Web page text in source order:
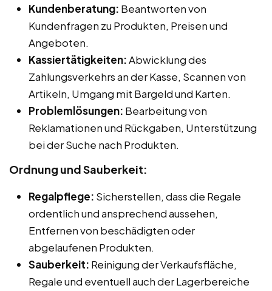
Kundenberatung: Beantworten von
Kundenfragen zu Produkten, Preisen und
Angeboten.
Kassiertätigkeiten:Abwicklung des
Zahlungsverkehrs an der Kasse, Scannen von
Artikeln, Umgang mit Bargeld und Karten.
Problemlösungen: Bearbeitung von
Reklamationen und Rückgaben, Unterstützung
bei der Suche nach Produkten.
Ordnung und Sauberkeit:
Regalpflege: Sicherstellen, dass die Regale
ordentlich und ansprechend aussehen,
Entfernen von beschädigten oder
abgelaufenen Produkten.
Sauberkeit: Reinigung der Verkaufsfläche,
Regale und eventuell auch der Lagerbereiche